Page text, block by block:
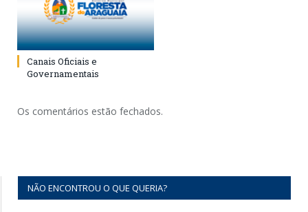
Canais Oficiais e
Governamentais
Os comentários estão fechados.
NÃO ENCONTROU O QUE QUERIA?